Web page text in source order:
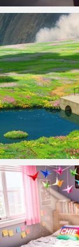
仙侠凌仙 紫色长卷
《哈尔的移动城堡
机壁纸